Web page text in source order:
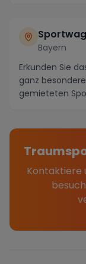
Bayern
Erkunden Sie
ganz
gemieteten
Kontaktiere